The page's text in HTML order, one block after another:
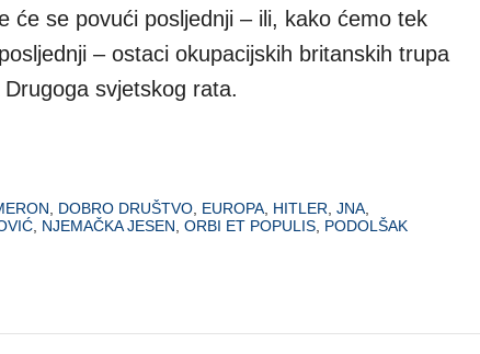
će se povući posljednji – ili, kako ćemo tek
– ostaci okupacijskih britanskih trupa
svjetskog rata.
DOBRO DRUŠTVO EUROPA HITLER JNA
NJEMAČKA JESEN ORBI ET POPULIS PODOLŠAK